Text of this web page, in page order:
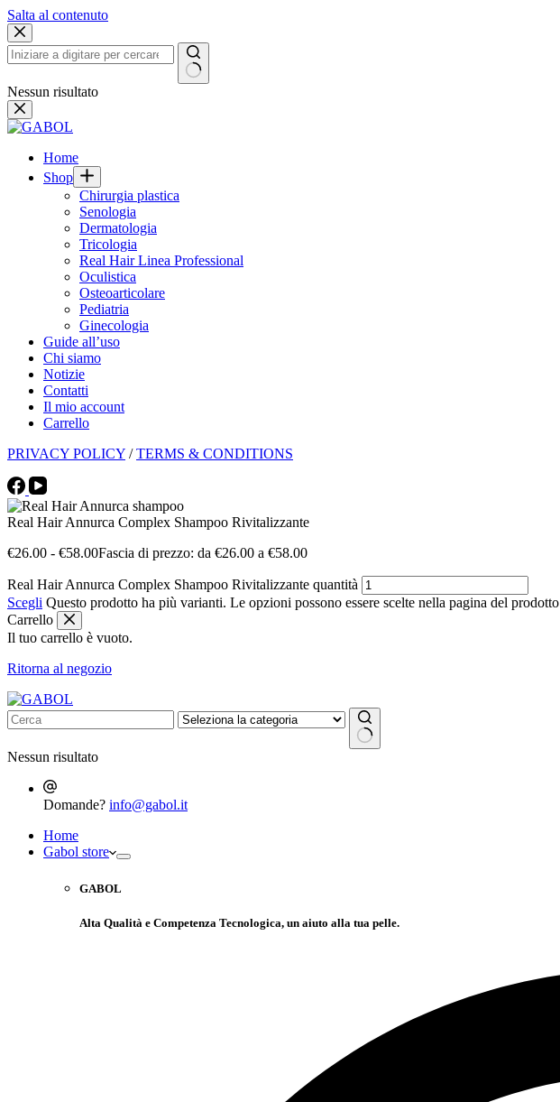
Salta al contenuto
Nessun risultato
Home
Shop
Chirurgia plastica
Senologia
Dermatologia
Tricologia
Real Hair Linea Professional
Oculistica
Osteoarticolare
Pediatria
Ginecologia
Guide all’uso
Chi siamo
Notizie
Contatti
Il mio account
Carrello
PRIVACY POLICY /TERMS & CONDITIONS
Real Hair Annurca Complex Shampoo Rivitalizzante
€26.00 - €58.00Fascia di prezzo: da €26.00 a €58.00
Real Hair Annurca Complex Shampoo Rivitalizzante quantità
Scegli Questo prodotto ha più varianti. Le opzioni possono essere scelte nella pagina del prodotto
Carrello
Il tuo carrello è vuoto.
Ritorna al negozio
Nessun risultato
Domande? info@gabol.it
Home
Gabol store
GABOL
Alta Qualità e Competenza Tecnologica, un aiuto alla tua pelle.